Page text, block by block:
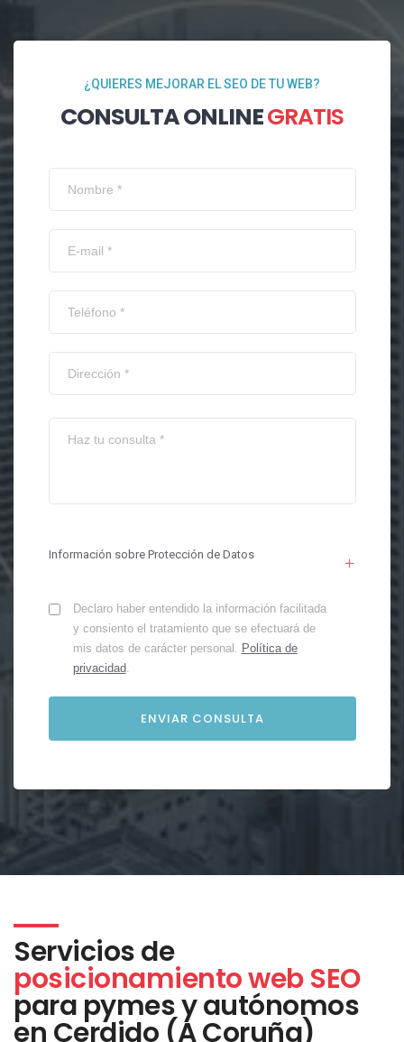
¿QUIERES MEJORAR EL SEO DE TU WEB?
CONSULTA ONLINEGRATIS
Información sobre Protección de Datos
Declaro haber entendido la información facilitada
y consiento el tratamiento que se efectuará de
mis datos de carácter personal. Política de
privacidad.
Servicios de
posicionamiento web SEO
para pymes y autónomos
en Cerdido (A Coruña)